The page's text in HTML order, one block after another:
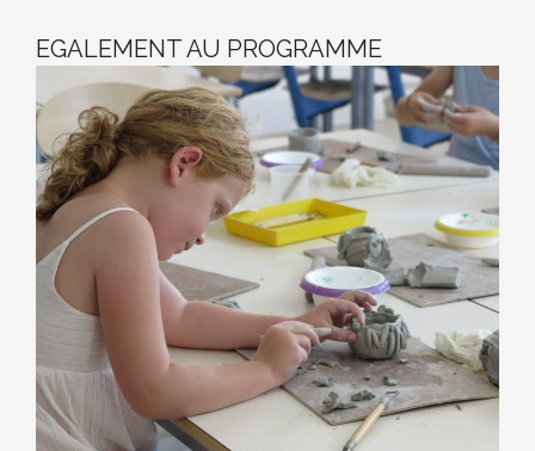
EGALEMENT AU PROGRAMME